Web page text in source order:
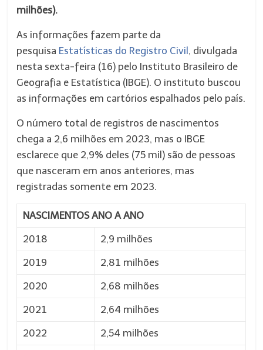
milhões).
As informações fazem parte da
pesquisa Estatísticas do Registro Civil , divulgada
nesta sexta-feira (16) pelo Instituto Brasileiro de
Geografia e Estatística (IBGE). O instituto buscou
as informações em cartórios espalhados pelo país.
O número total de registros de nascimentos
chega a 2,6 milhões em 2023, mas o IBGE
esclarece que 2,9% deles (75 mil) são de pessoas
que nasceram em anos anteriores, mas
registradas somente em 2023.
NASCIMENTOS ANO A ANO
2018
2,9 milhões
2019
2,81 milhões
2020
2,68 milhões
2021
2,64 milhões
2022
2,54 milhões